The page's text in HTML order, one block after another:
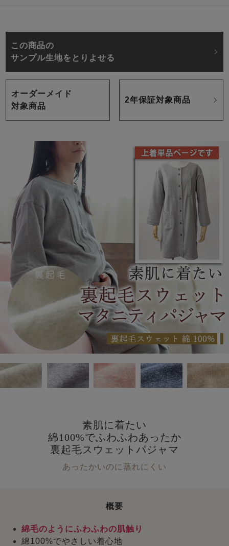
この商品の
サンプル生地をとりよせる
オーダーメイド
対象商品
2年保証対象商品
素肌に着たい
綿100%でふわふわあったか
裏起毛スウェットパジャマ
あったかいのに蒸れにくい
概要
綿毛のようにふわふわの肌触り
綿100%でやさしい着心地